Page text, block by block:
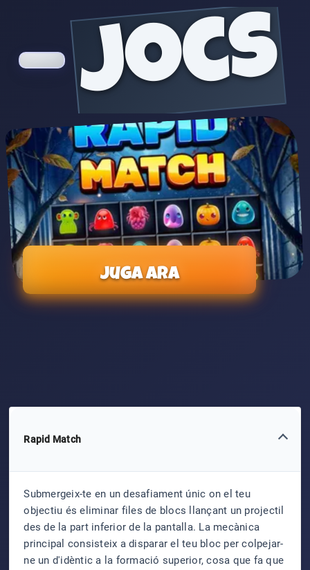
jocs
Juga ara
Rapid Match
Submergeix-te en un desafiament únic on el teu
objectiu és eliminar files de blocs llançant un projectil
des de la part inferior de la pantalla. La mecànica
principal consisteix a disparar el teu bloc per colpejar-
ne un d'idèntic a la formació superior, cosa que fa que